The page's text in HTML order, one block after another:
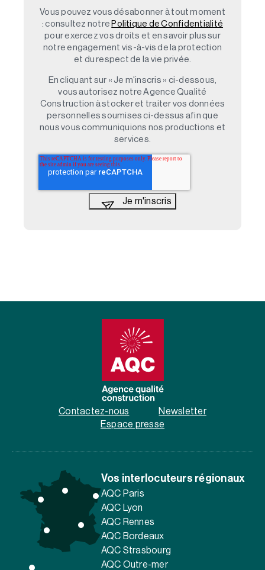
Vous pouvez vous désabonner à tout moment
: consultez notre Politique de Confidentialité
pour exercez vos droits et en savoir plus sur
notre engagement vis-à-vis de la protection
et du respect de la vie privée.
En cliquant sur « Je m'inscris » ci-dessous,
vous autorisez notre Agence Qualité
Construction à stocker et traiter vos données
personnelles soumises ci-dessus afin que
nous vous communiquions nos productions et
services.
Contactez-nous
Newsletter
Espace presse
Vos interlocuteurs régionaux
AQC Paris
AQC Lyon
AQC Rennes
AQC Bordeaux
AQC Strasbourg
AQC Outre-mer